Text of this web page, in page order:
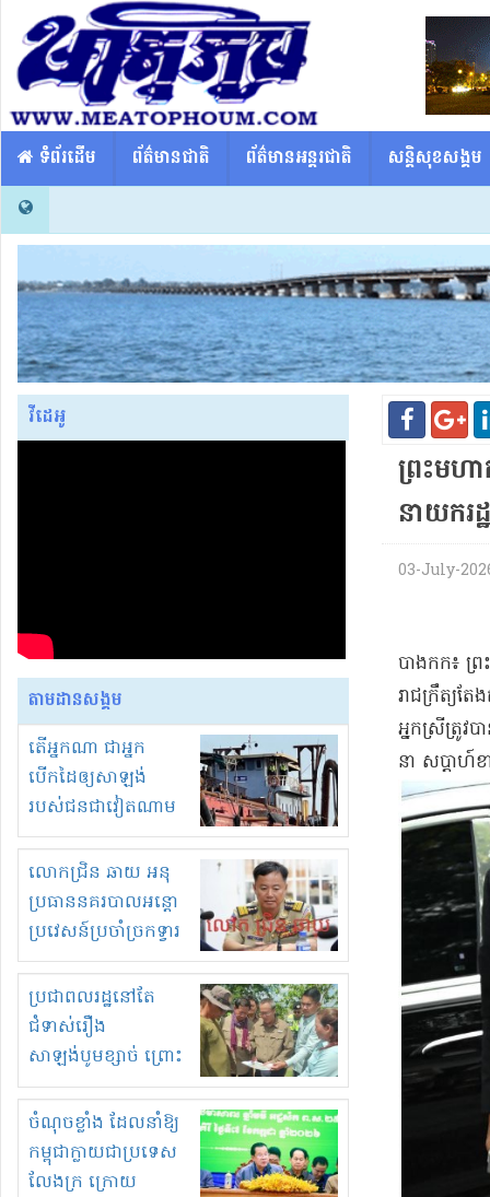
​​ ទំព័រដើម ព័ត៌មានជាតិ ព័ត៌មានអន្តរជាតិ សន្តិសុខសង្គម
វីដេអូ
តាមដានសង្គម
តើអ្នកណា ជាអ្នក
បើកដៃឲ្យសាឡង់
របស់ជនជាវៀតណាម
ចូល មកខុស
ច្បាប់លួចបូមខ្សាច់នៅ
ក្នុងប្រទេសកម្ពុជា
លោកជ្រិន ឆាយ អនុ
ប្រធាននគរបាលអន្តោ
ប្រវេសន៍ប្រចាំច្រកទ្វារ
ព្រំដែនភ្នំឌិន និងឈ្មួញ
មួយចំនួនទៀត
កំពង់តែគុបគិតគ្នា
ធ្វើសកម្មភាពរកស៊ីនិង
ស្តុកទំនិញគេចពន្ធ?
ប្រជាពលរដ្ឋនៅតែ
ជំទាស់រឿង
សាឡង់បូមខ្សាច់ ព្រោះ
ខ្លាចបាក់ច្រាំងទៀត!
ចំណុចខ្លាំង ដែលនាំឱ្យ
កម្ពុជាក្លាយជាប្រទេស
លែងក្រ ក្រោយ
ព្រះមហ
នាយករ
03-July-
បាងកក​៖ ព្
រាជក្រឹត្យ​ត
អ្នកស្រី​ត្រូវ
នា សប្ដាហ៍​